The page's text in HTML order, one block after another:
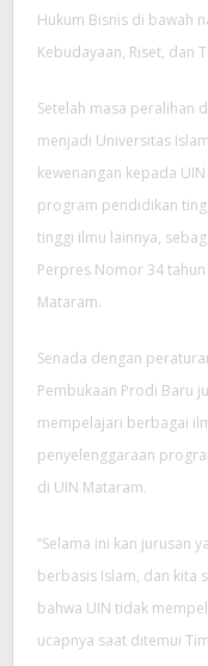
Hukum Bisnis di bawah
Kebudayaan, Riset, dan
Setelah masa peralihan
menjadi Universitas
kewenangan kepada
program pendidikan
tinggi ilmu lainnya,
Perpres Nomor 34
Mataram.
Senada dengan
Pembukaan Prodi Baru
mempelajari berbagai
penyelenggaraan
di UIN Mataram.
“Selama ini kan jurusan
berbasis Islam, dan kita
bahwa UIN tidak
ucapnya saat ditemui Tim